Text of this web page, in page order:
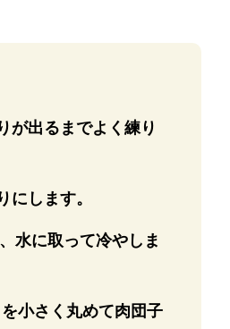
が出るまでよく練り
にします。
水に取って冷やしま
小さく丸めて肉団子